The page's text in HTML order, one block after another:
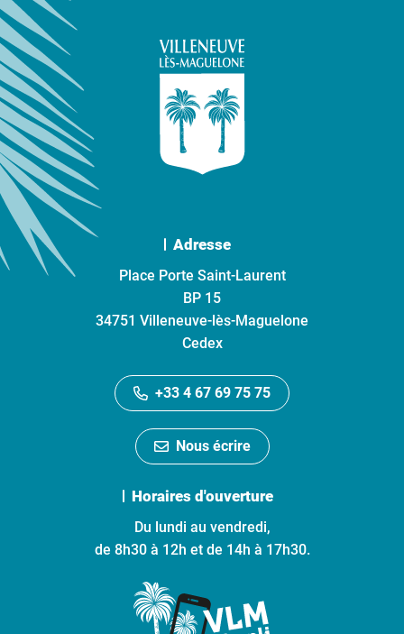
Adresse
Place Porte Saint-Laurent
BP 15
34751 Villeneuve-lès-Maguelone
Cedex
+33 4 67 69 75 75
Nous écrire
Horaires d'ouverture
Du lundi au vendredi,
de 8h30 à 12h et de 14h à 17h30.